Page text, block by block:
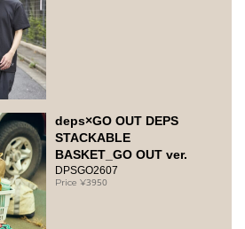
deps×GO OUT DEPS
STACKABLE
BASKET_GO OUT ver.
DPSGO2607
3950